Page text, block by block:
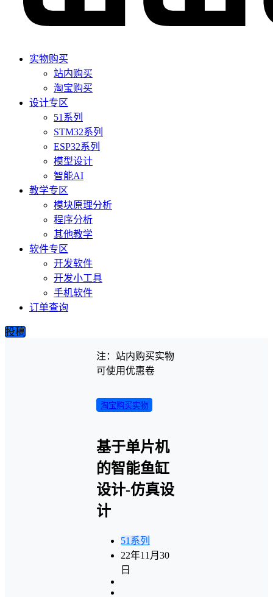
实物购买
站内购买
淘宝购买
设计专区
51系列
STM32系列
ESP32系列
模型设计
智能AI
教学专区
模块原理分析
程序分析
其他教学
软件专区
开发软件
开发小工具
手机软件
订单查询
投稿
注：站内购买实物
可使用优惠卷
淘宝购买实物
基于单片机
的智能鱼缸
设计-仿真设
计
51系列
22年11月30
日